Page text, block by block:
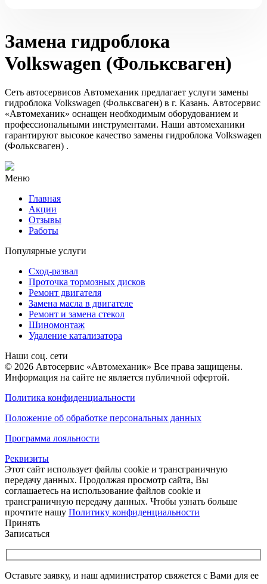
Замена гидроблока
Volkswagen (Фольксваген)
Сеть автосервисов Автомеханик предлагает услуги замены
гидроблока Volkswagen (Фольксваген) в г. Казань. Автосервис
«Автомеханик» оснащен необходимым оборудованием и
профессиональными инструментами. Наши автомеханики
гарантируют высокое качество замены гидроблока Volkswagen
(Фольксваген) .
Меню
Главная
Акции
Отзывы
Работы
Популярные услуги
Сход-развал
Проточка тормозных дисков
Ремонт двигателя
Замена масла в двигателе
Ремонт и замена стекол
Шиномонтаж
Удаление катализатора
Наши соц. сети
© 2026 Автосервис «Автомеханик» Все права защищены.
Информация на сайте не является публичной офертой.
Политика конфиденциальности
Положение об обработке персональных данных
Программа лояльности
Реквизиты
Этот сайт использует файлы cookie и трансграничную
передачу данных. Продолжая просмотр сайта, Вы
соглашаетесь на использование файлов cookie и
трансграничную передачу данных. Чтобы узнать больше
прочтите нашу Политику конфиденциальности
Принять
Записаться
Оставьте заявку, и наш администратор свяжется с Вами для ее